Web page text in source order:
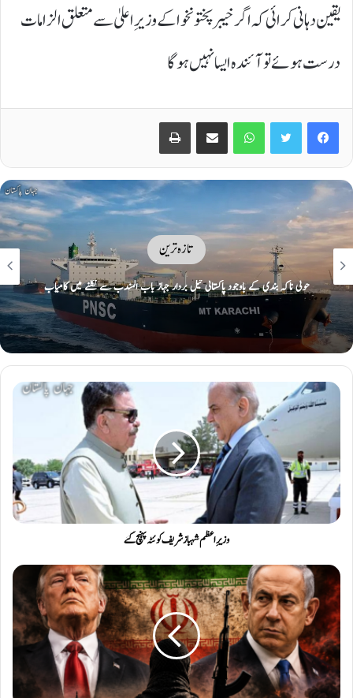
یقین دہانی کرائی کہ اگر خیبر پختونخوا کے وزیرِ اعلیٰ سے متعلق الزامات
درست ہوئے تو آئندہ ایسا نہیں ہوگا
Facebook
Twitter
WhatsApp
Share via Email
Print
تازہ ترین
آبنائے ہرمز پر عبوری معاہدے کا اعلان آج متوقع، شمالی راستے پر ایران، جنوبی
راستے پر عمان کا کنٹرول ہوگا: امریکی نیوز ویب سائٹ
وزیرِ اعظم شہباز شریف کوئٹہ پہنچ گئے